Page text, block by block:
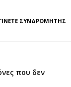
ΣΥΝΔΡΟΜΗΤΉΣ
που δεν